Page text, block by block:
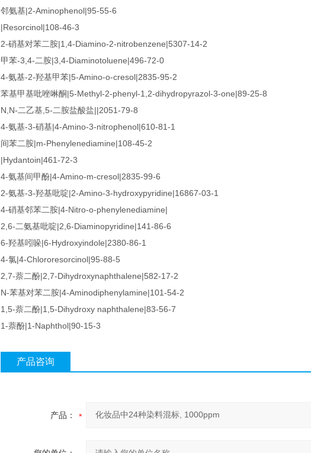
邻氨基|2-Aminophenol|95-55-6
|Resorcinol|108-46-3
2-硝基对苯二胺|1,4-Diamino-2-nitrobenzene|5307-14-2
甲苯-3,4-二胺|3,4-Diaminotoluene|496-72-0
4-氨基-2-羟基甲苯|5-Amino-o-cresol|2835-95-2
苯基甲基吡唑啉酮|5-Methyl-2-phenyl-1,2-dihydropyrazol-3-one|89-25-8
N,N-二乙基,5-二胺盐酸盐||2051-79-8
4-氨基-3-硝基|4-Amino-3-nitrophenol|610-81-1
间苯二胺|m-Phenylenediamine|108-45-2
|Hydantoin|461-72-3
4-氨基间甲酚|4-Amino-m-cresol|2835-99-6
2-氨基-3-羟基吡啶|2-Amino-3-hydroxypyridine|16867-03-1
4-硝基邻苯二胺|4-Nitro-o-phenylenediamine|
2,6-二氨基吡啶|2,6-Diaminopyridine|141-86-6
6-羟基吲哚|6-Hydroxyindole|2380-86-1
4-氯|4-Chlororesorcinol|95-88-5
2,7-萘二酚|2,7-Dihydroxynaphthalene|582-17-2
N-苯基对苯二胺|4-Aminodiphenylamine|101-54-2
1,5-萘二酚|1,5-Dihydroxy naphthalene|83-56-7
1-萘酚|1-Naphthol|90-15-3
产品咨询
产品：